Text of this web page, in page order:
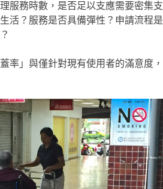
服務時數，是否足以支應需要密集支
活？服務是否具備彈性？申請流程是
率」與僅針對現有使用者的滿意度，